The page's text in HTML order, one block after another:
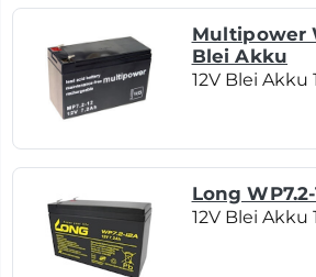
Multipower
Blei Akku
12V Blei Akku
Long
12V Blei Akku